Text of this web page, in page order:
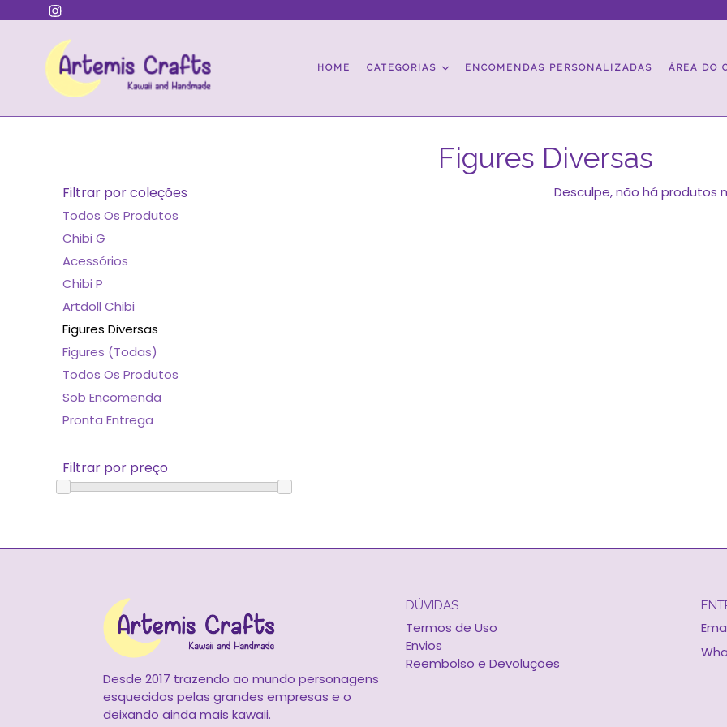
para
conteúdo
HOME CATEGORIAS ENCOMENDAS PERSONALIZADAS ÁREA DO
Figures Diversas
Filtrar por coleções
Todos Os Produtos
Chibi G
Acessórios
Chibi P
Artdoll Chibi
Figures Diversas
Figures (todas)
Todos Os Produtos
Sob Encomenda
Pronta Entrega
Filtrar por preço
Desculpe, não há produtos
Desde 2017 trazendo ao mundo personagens
esquecidos pelas grandes empresas e o
deixando ainda mais kawaii.
DÚVIDAS
Termos de Uso
Envios
Reembolso e Devoluções